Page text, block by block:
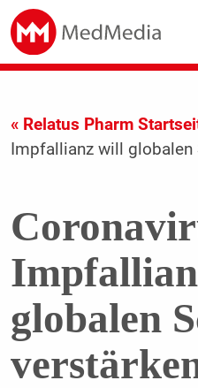
« Relatus Pharm
Impfallianz will globalen
globalen